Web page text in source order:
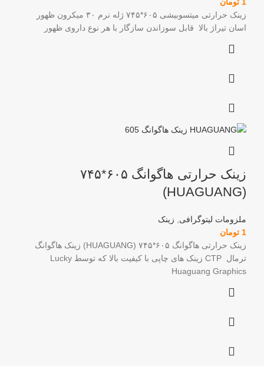
زینک حرارتی میتسوبیشی ۶۰۵*۷۴۵ ژله نرم ۳۰ میکرون ظهور
اسان تیراژ بالا قابل سوزاندن سازگار با هر نوع داروی ظهور
زینک حرارتی هاگوانگ ۶۰۵*۷۴۵
(HUAGUANG)
ملزومات لیتوگرافی, زینک
1 تومان
زینک حرارتی هاگوانگ ۶۰۵*۷۴۵ (HUAGUANG) زینک هاگوانگ
ترمال CTP زینک های چاپی با کیفیت بالا که توسط Lucky
Huaguang Graphics